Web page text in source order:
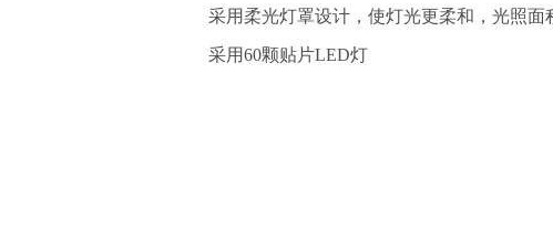
采用柔光灯罩设计，使灯光更柔和，光照面
采用60颗贴片LED灯